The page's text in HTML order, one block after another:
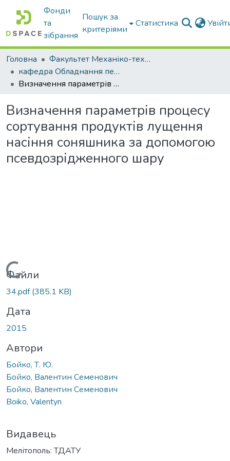
Фонди
та
зібрання
Пошук за
критеріями
Статистика
Головна
Факультет Механіко-технологічний
кафедра Обладнання переробних і харчових виробництв ім. професора Ф.Ю. Ялпачика
Визначення параметрів процесу сортування продуктів лущення насіння соняшника за допомогою псевдозрідженного шару
Визначення параметрів процесу
сортування продуктів лущення
насіння соняшника за допомогою
псевдозрідженного шару
Вантажиться...
Файли
34.pdf(385.1 KB)
Дата
2015
Автори
Бойко, Т. Ю.
Бойко, Валентин Семенович
Бойко, Валентин Семенович
Boiko, Valentyn
Видавець
Мелітополь: ТДАТУ